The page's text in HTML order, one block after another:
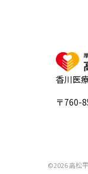
香川医
〒760-
©2026 高松